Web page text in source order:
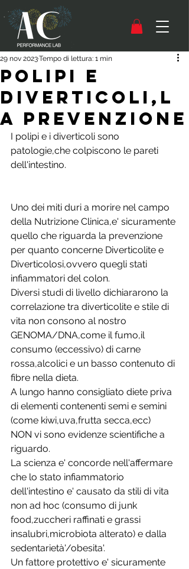
POLIPI E
DIVERTICOLI,L
A PREVENZIONE
29 nov 2023Tempo di lettura: 1 min
I polipi e i diverticoli sono
patologie,che colpiscono le pareti
dell'intestino.
Uno dei miti duri a morire nel campo
della Nutrizione Clinica,e' sicuramente
quello che riguarda la prevenzione
per quanto concerne Diverticolite e
Diverticolosi,ovvero quegli stati
infiammatori del colon.
Diversi studi di livello dichiararono la
correlazione tra diverticolite e stile di
vita non consono al nostro
GENOMA/DNA,come il fumo,il
consumo (eccessivo) di carne
rossa,alcolici e un basso contenuto di
fibre nella dieta.
A lungo hanno consigliato diete priva
di elementi contenenti semi e semini
(come kiwi,uva,frutta secca,ecc)
NON vi sono evidenze scientifiche a
riguardo.
La scienza e' concorde nell'affermare
che lo stato infiammatorio
dell'intestino e' causato da stili di vita
non ad hoc (consumo di junk
food,zuccheri raffinati e grassi
insalubri,microbiota alterato) e dalla
sedentarietà'/obesita'.
Un fattore protettivo e' sicuramente